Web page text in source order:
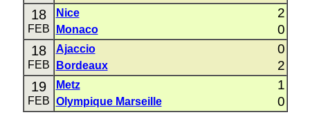
18
FEB
Nice 2
Monaco 0
18
FEB
Ajaccio 0
Bordeaux 2
19
FEB
Metz 1
Olympique Marseille 0